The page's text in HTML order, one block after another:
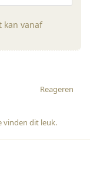
kan vanaf
Reageren
vinden dit leuk.